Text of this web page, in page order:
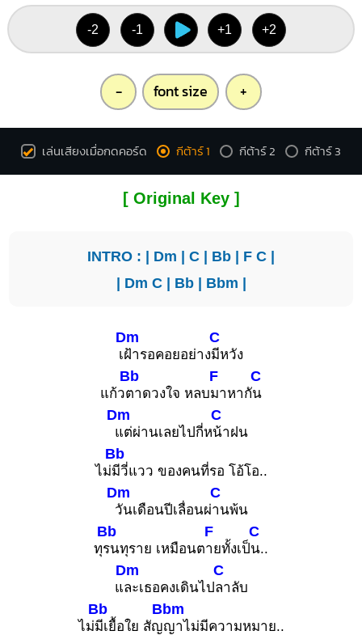
-2 -1 +1 +2
- font size +
เล่นเสียงเมื่อกดคอร์ด กีต้าร์ 1 กีต้าร์ 2 กีต้าร์ 3
[ Original Key ]
INTRO : | Dm | C | Bb | F C |
| Dm C| Bb| Bbm |
เ
Dm
ฝ้ารอคอยอย่าง
C
มีหวัง
แก้ว
Bb
ตาดวงใจ หลบ
F
มาหากั
C
น
Dm
แต่ผ่านเลยไปกี่ห
C
น้าฝน
ไม่
Bb
มีวี่แวว ของคนที่รอ โอ้โอ..
Dm
วันเดือนปีเลื่อนผ่
C
านพ้น
ทุ
Bb
รนทุราย เหมือนต
F
ายทั้งเป็
C
น..
แ
Dm
ละเธอคงเดินไป
C
ลาลับ
ไม่
Bb
มีเยื้อใย สัญ
Bbm
ญาไม่มีความหมาย..